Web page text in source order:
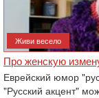
Живи весело
Про женскую
Еврейский юмор
"Русский акцент"